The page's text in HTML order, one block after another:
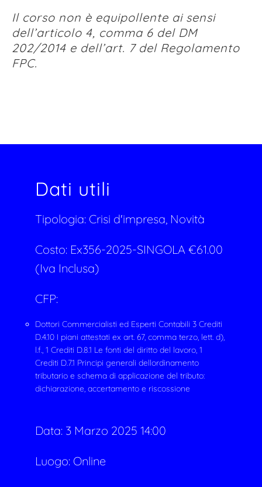
Il corso non è equipollente ai sensi
dell’articolo 4, comma 6 del DM
202/2014 e dell’art. 7 del Regolamento
FPC.
Dati utili
Tipologia: Crisi d'impresa, Novità
Costo: Ex356-2025-SINGOLA €61.00
(Iva Inclusa)
CFP:
Dottori Commercialisti ed Esperti Contabili 3 Crediti
D.4.10 I piani attestati ex art. 67, comma terzo, lett. d),
l.f., 1 Crediti D.8.1 Le fonti del diritto del lavoro, 1
Crediti D.7.1 Principi generali dellordinamento
tributario e schema di applicazione del tributo:
dichiarazione, accertamento e riscossione
Data: 3 Marzo 2025 14:00
Luogo: Online